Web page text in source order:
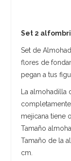
Set 2
Set de
flores de
pegan a tus
La
mejicana tiene
Tamaño
Tamaño de la
cm.